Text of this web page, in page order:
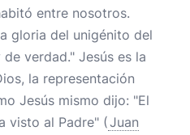
entre nosotros.
gloria del unigénito del
verdad." Jesús es la
la representación
Jesús mismo dijo: "El
visto al Padre" (Juan